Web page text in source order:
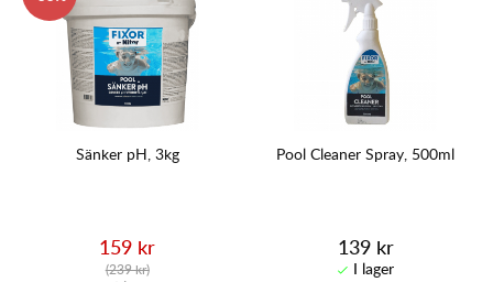
Sänker pH, 3kg
159 kr
(239 kr)
Pool Cleaner Spray, 500ml
139 kr